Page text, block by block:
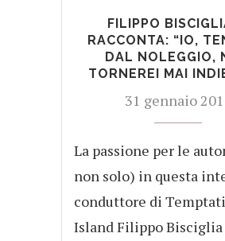
FILIPPO
RACCONTA: “IO,
DAL NOLEGGIO,
TORNEREI MAI
31 gennaio
La passione per le
non solo) in questa
conduttore di
Island Filippo Bisciglia